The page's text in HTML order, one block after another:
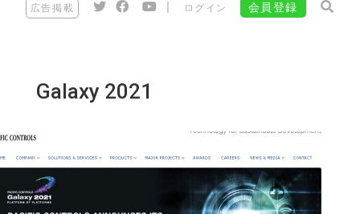
広告掲載 ログイン 会員登録
Galaxy 2021